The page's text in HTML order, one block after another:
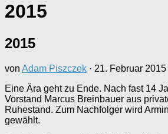
2015
2015
von Adam Piszczek · 21. Februar 2015
Eine Ära geht zu Ende. Nach fast 14
Vorstand Marcus Breinbauer aus
Ruhestand. Zum Nachfolger wird
gewählt.